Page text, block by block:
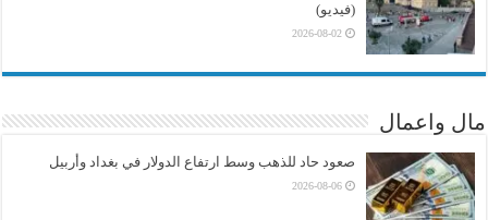
(فيديو)
2026-08-02
مال واعمال
صعود حاد للذهب وسط ارتفاع الدولار في بغداد وأربيل
2026-08-06